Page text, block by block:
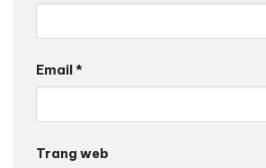
Email*
Trang web